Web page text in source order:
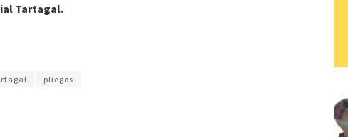
Tartagal.
pliegos